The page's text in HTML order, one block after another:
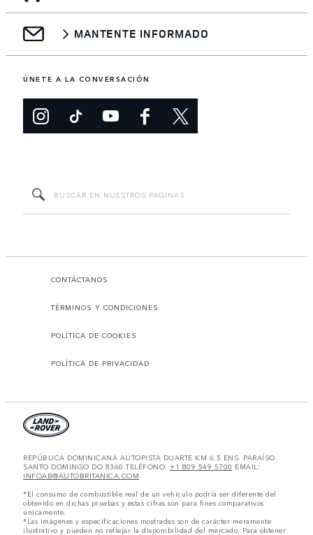
MANTENTE INFORMADO
ÚNETE A LA CONVERSACIÓN
CONTÁCTANOS
TÉRMINOS Y CONDICIONES
POLÍTICA DE COOKIES
POLÍTICA DE PRIVACIDAD
REPÚBLICA DOMINICANA AUTOPISTA DUARTE KM 6.5 ENS. PARAÍSO
SANTO DOMINGO DO 8360 TELÉFONO: +1 809 549 5700 EMAIL:
INFOAB@AUTOBRITANICA.COM
*El consumo de combustible real de un vehículo podría ser diferente del
obtenido en dichas pruebas y estas cifras son para fines comparativos
únicamente.
*Las imágenes y especificaciones mostradas son de carácter meramente
ilustrativo y pueden no reflejar la disponibilidad del mercado. Para obtener